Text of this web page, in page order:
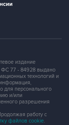
издание
ФС 77 - 84928 выдано
технологий и
для персонального
и/или
разрешения
работу с
файлов cookie.